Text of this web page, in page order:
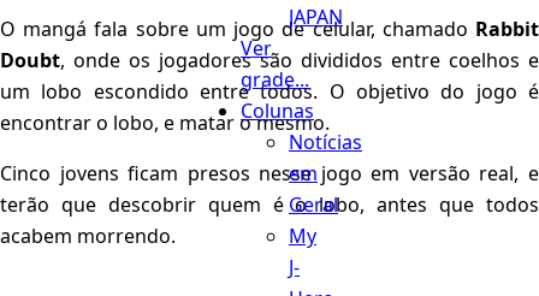
JAPAN
Ver
grade...
Colunas
Notícias
em
Geral
My
J-
O mangá fala sobre um jogo de celular, chamado Rabbit
Doubt, onde os jogadores são divididos entre coelhos e
um lobo escondido entre todos. O objetivo do jogo é
encontrar o lobo, e matar o mesmo.
Cinco jovens ficam presos nesse jogo em versão real, e
terão que descobrir quem é o lobo, antes que todos
acabem morrendo.